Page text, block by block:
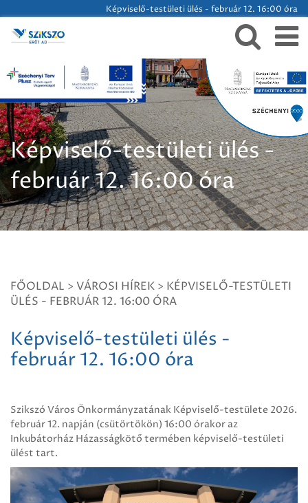
Képviselő-testületi ülés - február 12. 16:00 óra
Képviselő-testületi ülés -
február 12. 16:00 óra
FŐOLDAL > VÁROSI HÍREK > KÉPVISELŐ-TESTÜLETI
ÜLÉS - FEBRUÁR 12. 16:00 ÓRA
Képviselő-testületi ülés -
február 12. 16:00 óra
Szikszó Város Önkormányzatának Képviselő-testülete 2026.
február 12. napján (csütörtökön) 16:00 órakor az
Inkubátorház Házasságkötő termében képviselő-testületi
ülést tart.